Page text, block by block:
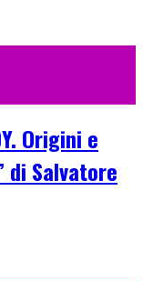
Origini e
di Salvatore